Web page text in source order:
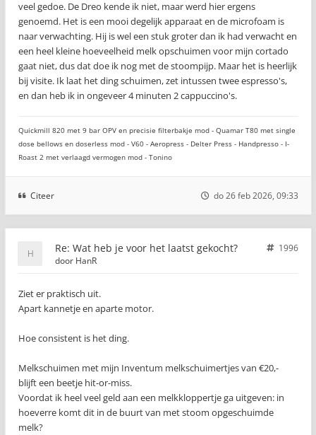
veel gedoe. De Dreo kende ik niet, maar werd hier ergens
genoemd. Het is een mooi degelijk apparaat en de microfoam is
naar verwachting. Hij is wel een stuk groter dan ik had verwacht en
een heel kleine hoeveelheid melk opschuimen voor mijn cortado
gaat niet, dus dat doe ik nog met de stoompijp. Maar het is heerlijk
bij visite. Ik laat het ding schuimen, zet intussen twee espresso's,
en dan heb ik in ongeveer 4 minuten 2 cappuccino's.
Quickmill 820 met 9 bar OPV en precisie filterbakje mod - Quamar T80 met single
dose bellows en doserless mod - V60 - Aeropress - Delter Press - Handpresso - I-
Roast 2 met verlaagd vermogen mod - Tonino
Citeer do 26 feb 2026, 09:33
Re: Wat heb je voor het laatst gekocht?
1996
door HanR
Ziet er praktisch uit.
Apart kannetje en aparte motor.
Hoe consistent is het ding.
Melkschuimen met mijn Inventum melkschuimertjes van €20,-
blijft een beetje hit-or-miss.
Voordat ik heel veel geld aan een melkkloppertje ga uitgeven: in
hoeverre komt dit in de buurt van met stoom opgeschuimde
melk?